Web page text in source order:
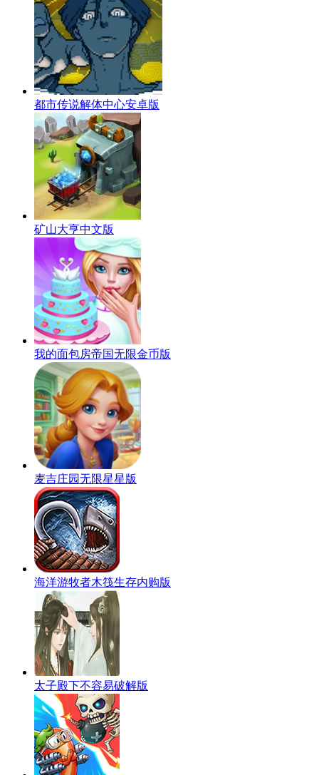
都市传说解体中心安卓版
矿山大亨中文版
我的面包房帝国无限金币版
麦吉庄园无限星星版
海洋游牧者木筏生存内购版
太子殿下不容易破解版